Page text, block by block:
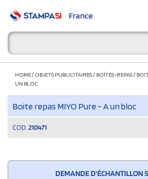
HOME/ OBJETS PUBLICITAIRES/ BOÎTES-REPAS/
UN BLOC
Boite repas MIYO Pure - A un bloc
COD. 210471
DEMANDE D'ÉCHANTILLON